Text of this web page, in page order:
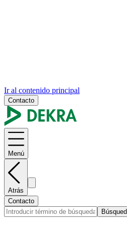
Ir al contenido principal
Contacto
Menú
Atrás
Contacto